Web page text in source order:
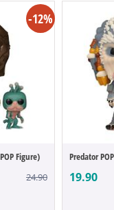
-12%
Figure)
24.90 19.90